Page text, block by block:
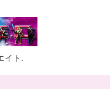
イト.